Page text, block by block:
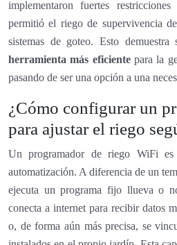
implementaron fuertes
permitió el riego de supervivencia
sistemas de goteo. Esto
herramienta más eficientepara la
pasando de ser una opción a una
¿Cómo configurar un
para ajustar el riego
Un programador de riego WiFi
automatización. A diferencia de un
ejecuta un programa fijo llueva o
conecta a internet para recibir datos
o, de forma aún más precisa, se